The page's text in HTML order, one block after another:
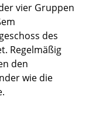
vier Gruppen
des
Regelmäßig
den
wie die